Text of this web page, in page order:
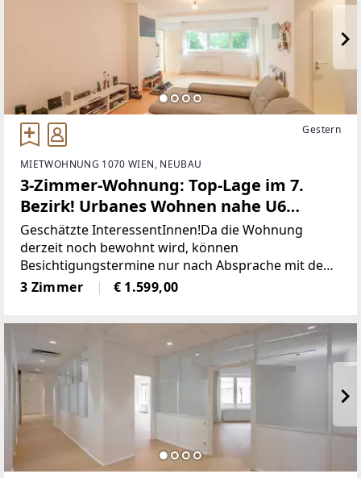
Gestern
MIETWOHNUNG 1070 WIEN, NEUBAU
3-Zimmer-Wohnung: Top-Lage im 7.
Bezirk! Urbanes Wohnen nahe U6
Burggasse & Stadthalle ab 1.11. (!)
Geschätzte InteressentInnen!Da die Wohnung
derzeit noch bewohnt wird, können
Besichtigungstermine nur nach Absprache mit den
aktuellen Mietern stattfinden!Bitte füllen Sie vorab
verpflichtend das Mieter-Formular unter folgendem
3 Zimmer € 1.599,00